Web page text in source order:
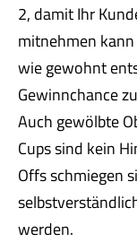
2, damit Ihr
mitnehmen
wie gewohnt
Gewinnchance
Auch gewölbte
Cups sind kein
Offs schmiegen
werden.